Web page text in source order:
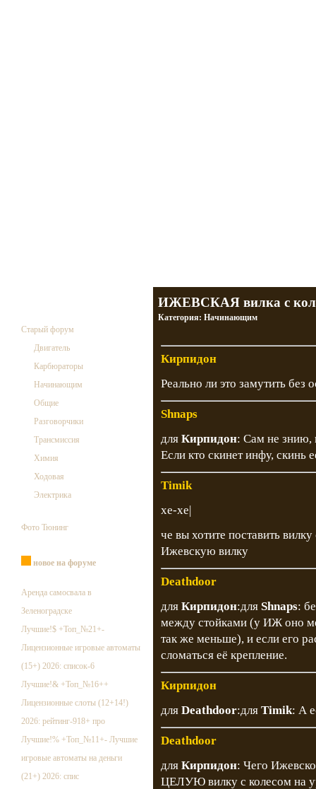
Старый форум
Двигатель
Карбюраторы
Начинающим
Общие
Разговорчики
Трансмиссия
Химия
Ходовая
Электрика
Фото Тюнинг
новое на форуме
Аренда самосвала в
Зеленоградске
Лучшие!$ +Топ_№21+-
Лицензионные игровые автоматы
(15+) 2026: список-6
Лучшие!& +Топ_№16++
Лицензионные слоты (12+14!)
2026: рейтинг-918+ про
Лучшие!% +Топ_№11+- Лучшие
игровые автоматы на деньги
(21+) 2026: спис
ИЖЕВСКАЯ вилка с
Категория: Начинающим
Кирпидон
Реально ли это замутить без
Shnaps
для Кирпидон: Сам не знию,
Если кто скинет инфу,
Timik
хе-хе|
че вы хотите поставить
Ижевскую вилку
Deathdoor
для Кирпидон:для Shnaps:
между стойками (у ИЖ оно
так же меньше), и если его
сломаться её крепление.
Кирпидон
для Deathdoor:для Timik: А
Deathdoor
для Кирпидон: Чего
ЦЕЛУЮ вилку с колесом на